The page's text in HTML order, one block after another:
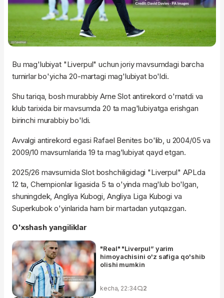
Bu mag'lubiyat "Liverpul" uchun joriy mavsumdagi barcha
turnirlar bo'yicha 20-martagi mag'lubiyat bo'ldi.
Shu tariqa, bosh murabbiy Arne Slot antirekord o'rnatdi va
klub tarixida bir mavsumda 20 ta mag'lubiyatga erishgan
birinchi murabbiy bo'ldi.
Avvalgi antirekord egasi Rafael Benites bo'lib, u 2004/05 va
2009/10 mavsumlarida 19 ta mag'lubiyat qayd etgan.
2025/26 mavsumida Slot boshchiligidagi "Liverpul" APLda
12 ta, Chempionlar ligasida 5 ta o'yinda mag'lub bo'lgan,
shuningdek, Angliya Kubogi, Angliya Liga Kubogi va
Superkubok o'yinlarida ham bir martadan yutqazgan.
O'xshash yangiliklar
"Real" "Liverpul” yarim
himoyachisini o'z safiga qo'shib
olishi mumkin
kecha, 22:34 2